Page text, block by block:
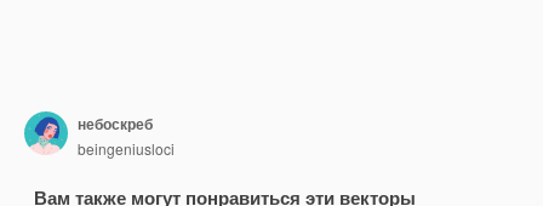
небоскреб
beingeniusloci
Вам также могут понравиться эти векторы